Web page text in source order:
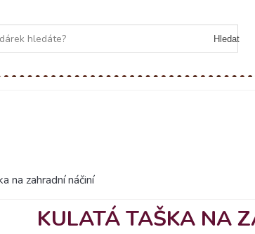
Hledat
na zahradní náčiní
KULATÁ TAŠKA NA